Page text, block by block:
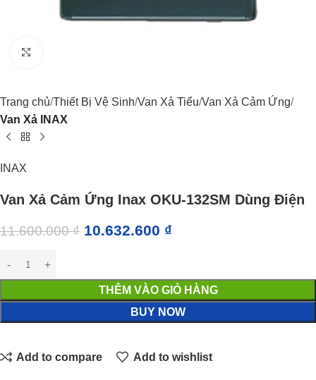
Trang chủ Thiết Bị Vệ Sinh Van Xả Tiểu Van Xả Cảm Ứng
Van Xả INAX
INAX
Van Xả Cảm Ứng Inax OKU-132SM Dùng Điện
11.600.000₫ 10.632.600 ₫
THÊM VÀO GIỎ HÀNG
BUY NOW
Add to compare Add to wishlist